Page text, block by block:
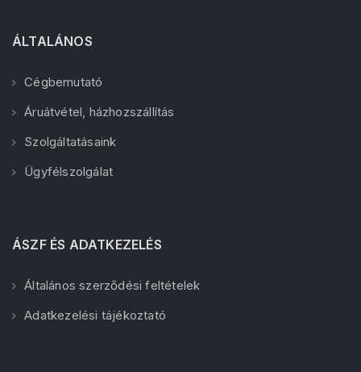
ÁLTALÁNOS
Cégbemutató
Áruátvétel, házhozszállítás
Szolgáltatásaink
Ügyfélszolgálat
ÁSZF ÉS ADATKEZELÉS
Általános szerződési feltételek
Adatkezelési tájékoztató